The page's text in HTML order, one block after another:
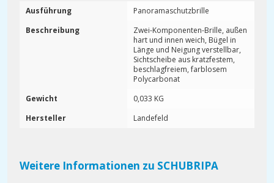
Ausführung
Panoramaschutzbrille
Beschreibung
Zwei-Komponenten-Brille, außen
hart und innen weich, Bügel in
Länge und Neigung verstellbar,
Sichtscheibe aus kratzfestem,
beschlagfreiem, farblosem
Polycarbonat
Gewicht
0,033 KG
Hersteller
Landefeld
Weitere Informationen zu SCHUBRIPA